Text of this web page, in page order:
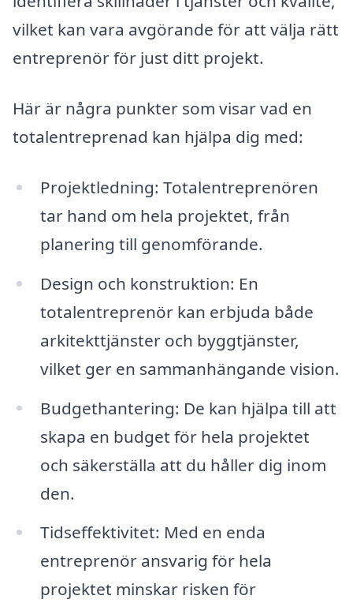
vilket kan vara avgörande för att välja rätt
entreprenör för just ditt projekt.
Här är några punkter som visar vad en
totalentreprenad kan hjälpa dig med:
Projektledning: Totalentreprenören
tar hand om hela projektet, från
planering till genomförande.
Design och konstruktion: En
totalentreprenör kan erbjuda både
arkitekttjänster och byggtjänster,
vilket ger en sammanhängande vision.
Budgethantering: De kan hjälpa till att
skapa en budget för hela projektet
och säkerställa att du håller dig inom
den.
Tidseffektivitet: Med en enda
entreprenör ansvarig för hela
projektet minskar risken för